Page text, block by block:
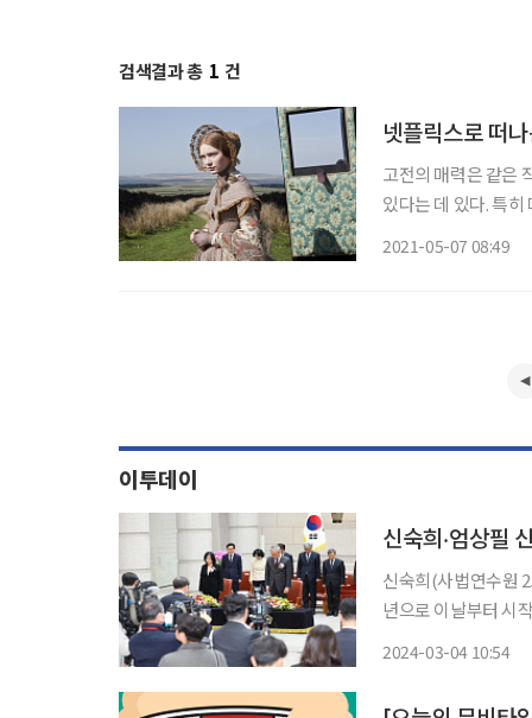
검색결과 총 1 건
넷플릭스로 떠
고전의 매력은 같은
있다는 데 있다. 특
2021-05-07 08:49
이투데이
신숙희‧엄상필
신숙희(사법연수원
년으로 이날부터 시작된다. 신 대법관은 이날 대법원에서 열린 취임식
2024-03-04 10:54